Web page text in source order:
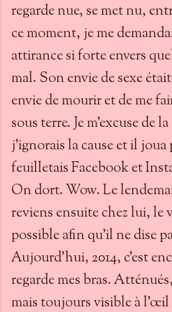
regarde nue, se met nu,
ce moment, je me
attirance si forte envers
mal. Son envie de sexe
envie de mourir et de me
sous terre. Je m’excuse de
j’ignorais la cause et il
feuilletais Facebook et
On dort. Wow. Le
reviens ensuite chez lui, le
possible afin qu’il ne dise
Aujourd’hui, 2014, c’est
regarde mes bras.
mais toujours visible à